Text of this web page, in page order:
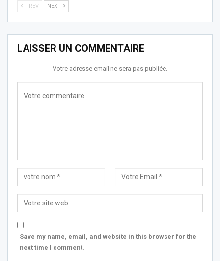
PREV NEXT
LAISSER UN COMMENTAIRE
Votre adresse email ne sera pas publiée.
Save my name, email, and website in this browser for the
next time I comment.